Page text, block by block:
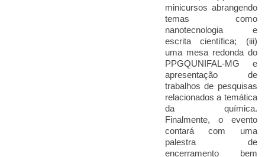
minicursos abrangendo
temas como
nanotecnologia e
escrita científica; (iii)
uma mesa redonda do
PPGQUNIFAL-MG e
apresentação de
trabalhos de pesquisas
relacionados a temática
da química.
Finalmente, o evento
contará com uma
palestra de
encerramento bem